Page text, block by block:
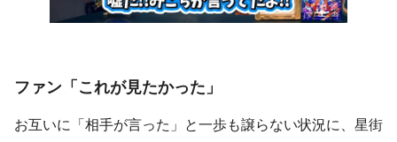
ファン「これが見たかった」
お互いに「相手が言った」と一歩も譲らない状況に、星街